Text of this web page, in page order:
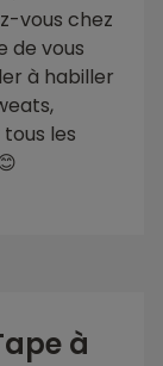
vous chez
de vous
à habiller
les
à